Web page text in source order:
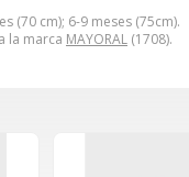
(70 cm); 6-9 meses (75cm).
la marca MAYORAL (1708).